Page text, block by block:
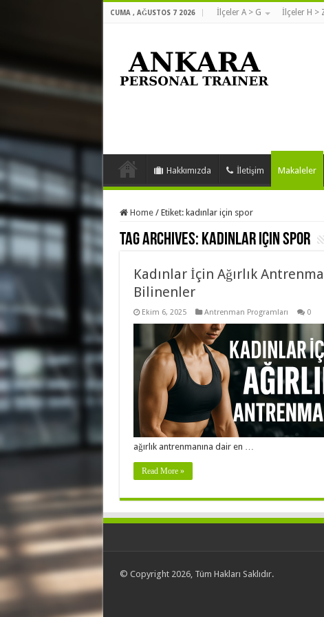
CUMA , AĞUSTOS 7 2026 İlçeler A > G İlçeler H >
Hakkımızda İletişim Makaleler
Home / Etiket: kadınlar için spor
Tag Archives: kadınlar için spor
Kadınlar İçin Ağırlık
Bilinenler
Ekim 6, 2025 Antrenman Programları 0
ağırlık antrenmanına dair en …
Read More »
© Copyright 2026, Tüm Hakları Saklıdır.